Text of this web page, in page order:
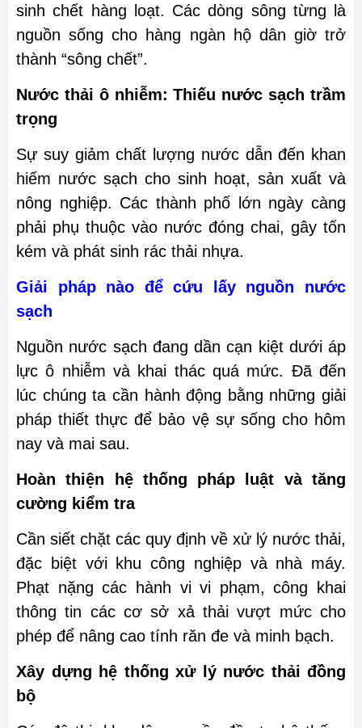
sinh chết hàng loạt. Các dòng sông từng là
nguồn sống cho hàng ngàn hộ dân giờ trở
thành “sông chết”.
Nước thải ô nhiễm: Thiếu nước sạch trầm
trọng
Sự suy giảm chất lượng nước dẫn đến khan
hiếm nước sạch cho sinh hoạt, sản xuất và
nông nghiệp. Các thành phố lớn ngày càng
phải phụ thuộc vào nước đóng chai, gây tốn
kém và phát sinh rác thải nhựa.
Giải pháp nào để cứu lấy nguồn nước
sạch
Nguồn nước sạch đang dần cạn kiệt dưới áp
lực ô nhiễm và khai thác quá mức. Đã đến
lúc chúng ta cần hành động bằng những giải
pháp thiết thực để bảo vệ sự sống cho hôm
nay và mai sau.
Hoàn thiện hệ thống pháp luật và tăng
cường kiểm tra
Cần siết chặt các quy định về xử lý nước thải,
đặc biệt với khu công nghiệp và nhà máy.
Phạt nặng các hành vi vi phạm, công khai
thông tin các cơ sở xả thải vượt mức cho
phép để nâng cao tính răn đe và minh bạch.
Xây dựng hệ thống xử lý nước thải đồng
bộ